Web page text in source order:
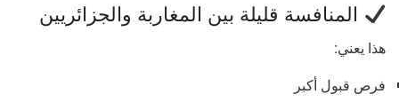
المنافسة قليلة بين المغاربة والجزائريين
هذا يعني:
فرص قبول أكبر